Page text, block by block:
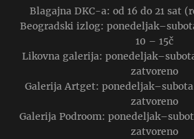
Blagajna DKC-a: od 16 do 21 sat
Beogradski izlog:
10 – 15č
Likovna galerija:
zatvoreno
Galerija Artget:
zatvoreno
Galerija Podroom:
zatvoreno